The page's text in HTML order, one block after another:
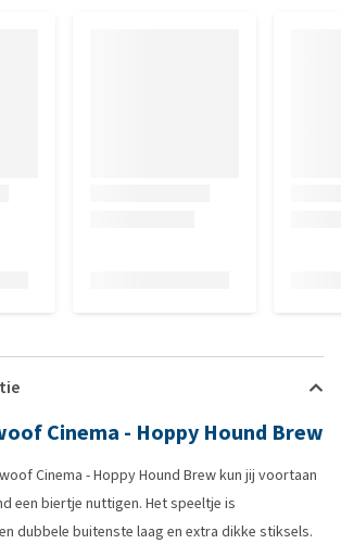
Cinema - Hoppy Hound Brew
Cinema - Hoppy Hound Brew kun jij voortaan
een biertje nuttigen. Het speeltje is
dubbele buitenste laag en extra dikke stiksels.